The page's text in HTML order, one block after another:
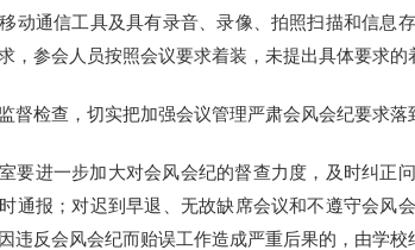
动通信工具及具有录音、录像、拍照扫描和信息
，参会人员按照会议要求着装，未提出具体要求的
督检查，切实把加强会议管理严肃会风会纪要求落
要进一步加大对会风会纪的督查力度，及时纠正
通报；对迟到早退、无故缺席会议和不遵守会风
违反会风会纪而贻误工作造成严重后果的，由学校